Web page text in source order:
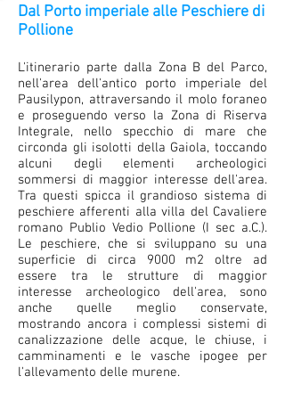
Dal Porto imperiale alle Peschiere di
Pollione
L'itinerario parte dalla Zona B del Parco,
nell'area dell'antico porto imperiale del
Pausilypon, attraversando il molo foraneo
e proseguendo verso la Zona di Riserva
Integrale, nello specchio di mare che
circonda gli isolotti della Gaiola, toccando
alcuni degli elementi archeologici
sommersi di maggior interesse dell'area.
Tra questi spicca il grandioso sistema di
peschiere afferenti alla villa del Cavaliere
romano Publio Vedio Pollione (I sec a.C.).
Le peschiere, che si sviluppano su una
superficie di circa 9000 m2 oltre ad
essere tra le strutture di maggior
interesse archeologico dell'area, sono
anche quelle meglio conservate,
mostrando ancora i complessi sistemi di
canalizzazione delle acque, le chiuse, i
camminamenti e le vasche ipogee per
l'allevamento delle murene.